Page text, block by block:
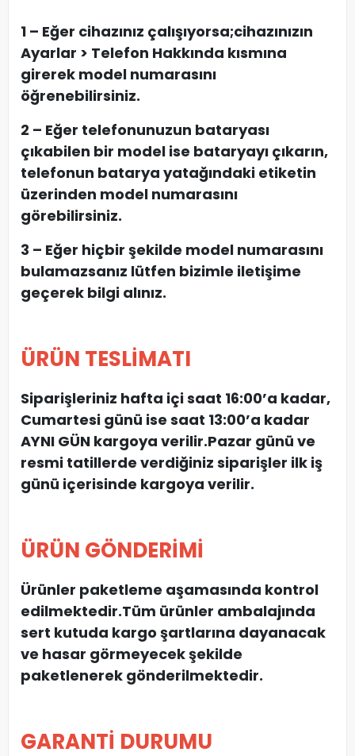
1 – Eğer cihazınız çalışıyorsa;cihazınızın
Ayarlar > Telefon Hakkında kısmına
girerek model numarasını
öğrenebilirsiniz.
2 – Eğer telefonunuzun bataryası
çıkabilen bir model ise bataryayı çıkarın,
telefonun batarya yatağındaki etiketin
üzerinden model numarasını
görebilirsiniz.
3 – Eğer hiçbir şekilde model numarasını
bulamazsanız lütfen bizimle iletişime
geçerek bilgi alınız.
ÜRÜN TESLİMATI
Siparişleriniz hafta içi saat 16:00’a kadar,
Cumartesi günü ise saat 13:00’a kadar
AYNI GÜN kargoya verilir.Pazar günü ve
resmi tatillerde verdiğiniz siparişler ilk iş
günü içerisinde kargoya verilir.
ÜRÜN GÖNDERİMİ
Ürünler paketleme aşamasında kontrol
edilmektedir.Tüm ürünler ambalajında
sert kutuda kargo şartlarına dayanacak
ve hasar görmeyecek şekilde
paketlenerek gönderilmektedir.
GARANTİ DURUMU